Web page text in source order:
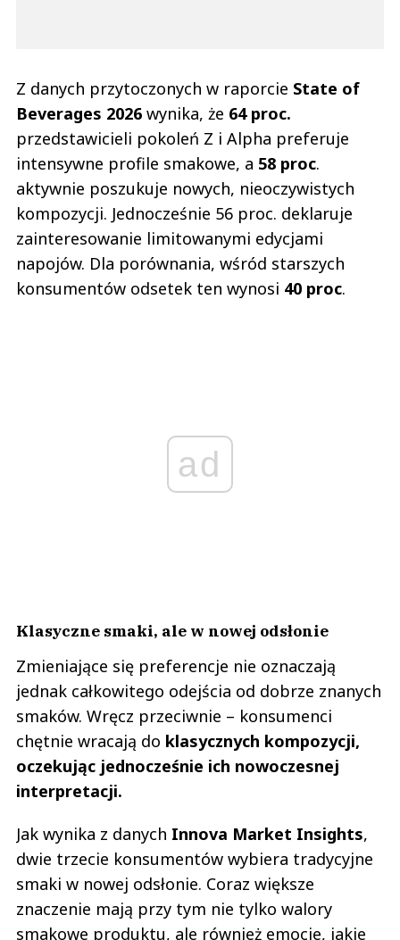
Z danych przytoczonych w raporcie State of
Beverages 2026 wynika, że 64 proc.
przedstawicieli pokoleń Z i Alpha preferuje
intensywne profile smakowe, a 58 proc.
aktywnie poszukuje nowych, nieoczywistych
kompozycji. Jednocześnie 56 proc. deklaruje
zainteresowanie limitowanymi edycjami
napojów. Dla porównania, wśród starszych
konsumentów odsetek ten wynosi 40 proc.
ad
Klasyczne smaki, ale w nowej odsłonie
Zmieniające się preferencje nie oznaczają
jednak całkowitego odejścia od dobrze znanych
smaków. Wręcz przeciwnie – konsumenci
chętnie wracają do klasycznych kompozycji,
oczekując jednocześnie ich nowoczesnej
interpretacji.
Jak wynika z danych Innova Market Insights,
dwie trzecie konsumentów wybiera tradycyjne
smaki w nowej odsłonie. Coraz większe
znaczenie mają przy tym nie tylko walory
smakowe produktu, ale również emocje, jakie